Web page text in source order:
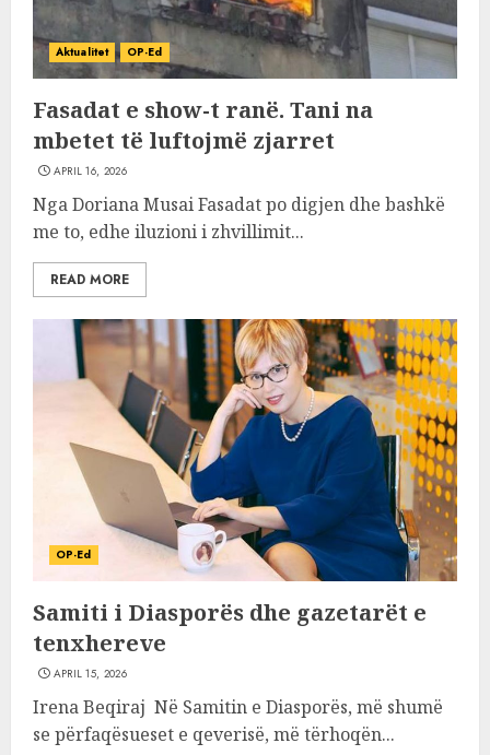
Aktualitet OP-Ed
Fasadat e show-t ranë. Tani na
mbetet të luftojmë zjarret
APRIL 16, 2026
Nga Doriana Musai Fasadat po digjen dhe bashkë
me to, edhe iluzioni i zhvillimit...
READ MORE
OP-Ed
Samiti i Diasporës dhe gazetarët e
tenxhereve
APRIL 15, 2026
Irena Beqiraj Në Samitin e Diasporës, më shumë
se përfaqësueset e qeverisë, më tërhoqën...